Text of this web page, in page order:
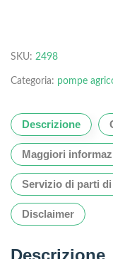
SKU: 2498
Categoria: pompe
Descrizione
Maggiori
Servizio di parti
Disclaimer
Descrizione